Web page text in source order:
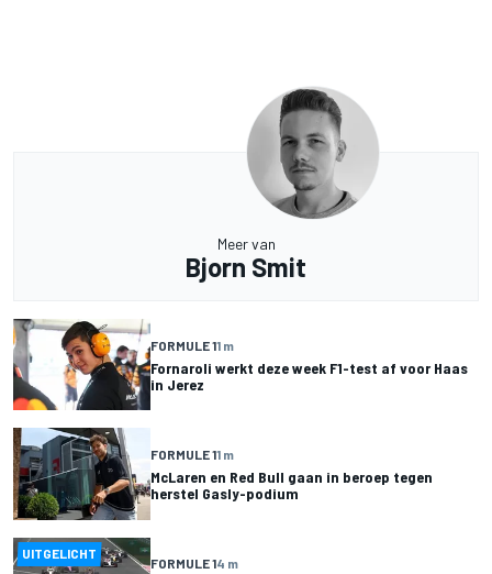
Meer van
Bjorn Smit
FORMULE 11 m
Fornaroli werkt deze week F1-test af voor Haas
in Jerez
FORMULE 11 m
McLaren en Red Bull gaan in beroep tegen
herstel Gasly-podium
UITGELICHT
FORMULE 14 m